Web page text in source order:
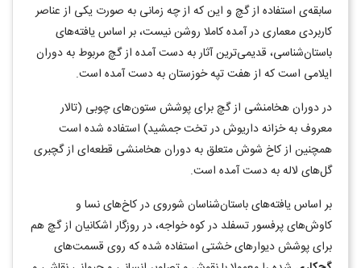
سابقه‌ی استفاده از گچ و این که از چه زمانی به صورت یکی از عناصر
کاربردی معماری در آمده کاملا روشن نیست، بر اساس یافته‌های
باستان‌شناسی، قدیمی‌ترین آثار به دست آمده از گچ مربوط به دوران
ایلامی است که از هفت تپه خوزستان به دست آمده است.
در دوران هخامنشی از گچ برای پوشش ستون‌های چوبی (تالار
معروف به خزانه داریوش در تخت جمشید) استفاده شده است
همچنین از کاخ شوش متعلق به دوران هخامنشی قطعه‌ای از گچبری
گل‌های لاله به دست آمده است.
بر اساس یافته‌های باستان‌شناسان شوروی در کاخ‌های نسا و
کاوش‌های پرفسور تسفلد در کوه خواجه، در روزگار اشکانیان از گچ هم
برای پوشش دیوارهای خشتی استفاده شده که روی قسمت‌های